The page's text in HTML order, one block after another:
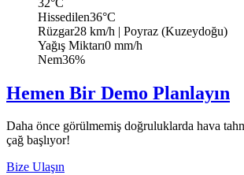
Hissedilen36°C
Rüzgar28 km/h | Poyraz (Kuzeydoğu)
Yağış Miktarı0 mm/h
Nem36%
Hemen Bir Demo Planlayın
Daha önce görülmemiş doğruluklarda hava
çağ başlıyor!
Bize Ulaşın